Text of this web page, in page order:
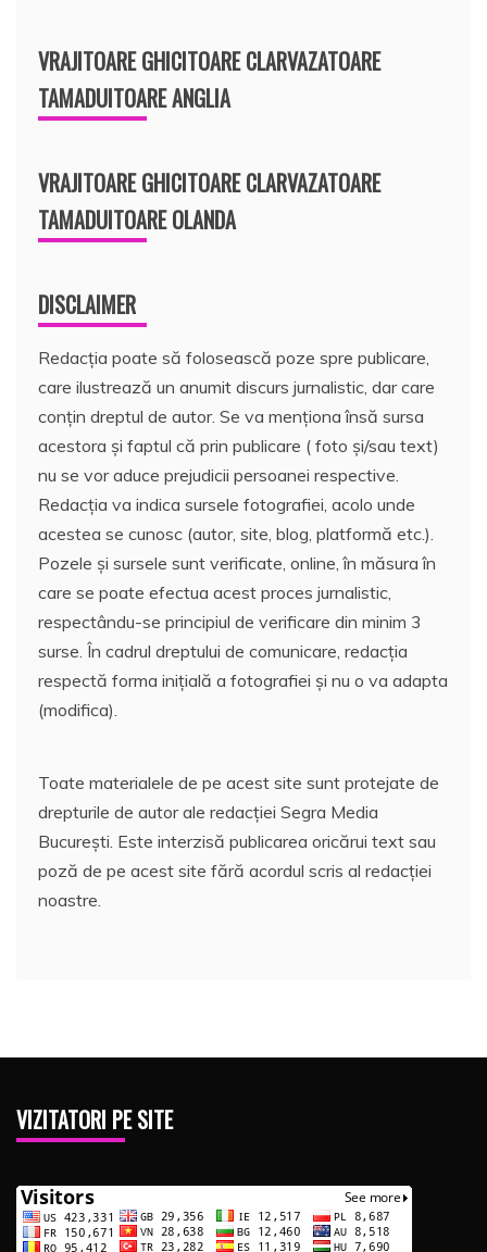
VRAJITOARE GHICITOARE CLARVAZATOARE
TAMADUITOARE ANGLIA
VRAJITOARE GHICITOARE CLARVAZATOARE
TAMADUITOARE OLANDA
DISCLAIMER
Redacția poate să folosească poze spre publicare,
care ilustrează un anumit discurs jurnalistic, dar care
conțin dreptul de autor. Se va menționa însă sursa
acestora și faptul că prin publicare ( foto și/sau text)
nu se vor aduce prejudicii persoanei respective.
Redacția va indica sursele fotografiei, acolo unde
acestea se cunosc (autor, site, blog, platformă etc.).
Pozele și sursele sunt verificate, online, în măsura în
care se poate efectua acest proces jurnalistic,
respectându-se principiul de verificare din minim 3
surse. În cadrul dreptului de comunicare, redacția
respectă forma inițială a fotografiei și nu o va adapta
(modifica).
Toate materialele de pe acest site sunt protejate de
drepturile de autor ale redacției Segra Media
București. Este interzisă publicarea oricărui text sau
poză de pe acest site fără acordul scris al redacției
noastre.
VIZITATORI PE SITE